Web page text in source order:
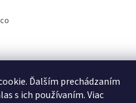
Ďalším prechádzaním
s ich používaním. Viac